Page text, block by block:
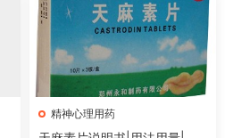
精神心理用药